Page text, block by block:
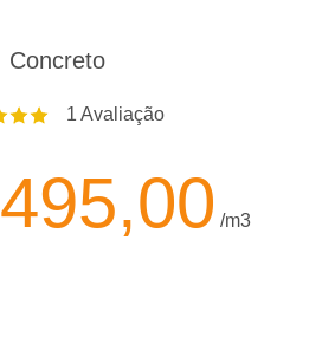
Concreto
1 Avaliação
495,00 /m3